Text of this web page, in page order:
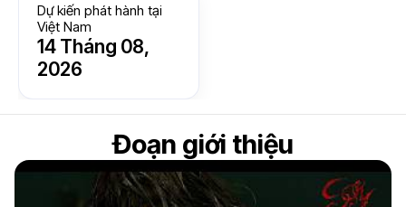
Dự kiến phát hành tại
Việt Nam
14 Tháng 08,
2026
Đoạn giới thiệu